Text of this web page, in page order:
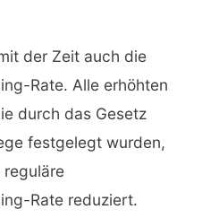
der Zeit auch die
Rate. Alle erhöhten
durch das Gesetz
festgelegt wurden,
Rate reduziert.